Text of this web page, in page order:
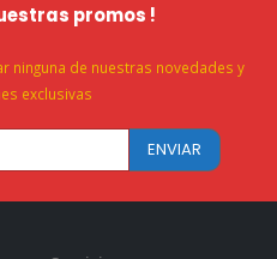
promos !
ninguna de nuestras novedades y
exclusivas